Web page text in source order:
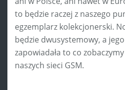
to będzie raczej z naszego
egzemplarz kolekcjonerski.
będzie dwusystemowy, a
zapowiadała to co
naszych sieci GSM.